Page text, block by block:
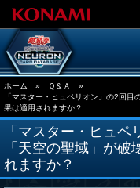
ホーム » Ｑ＆Ａ
»
「マスター・ヒュペリオン」の2回
果は適用されますか？
「マスター・ヒュ
「天空の聖域」が
れますか？